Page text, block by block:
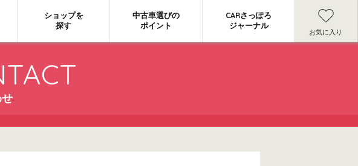
ショップを
探す
中古車選びの
ポイント
CARさっぽろ
ジャーナル
お気に入り